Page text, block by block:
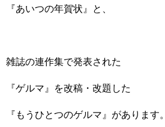
『あいつの年賀状』と、
雑誌の連作集で発表された
『ゲルマ』を改稿・改題した
『もうひとつのゲルマ』があります。